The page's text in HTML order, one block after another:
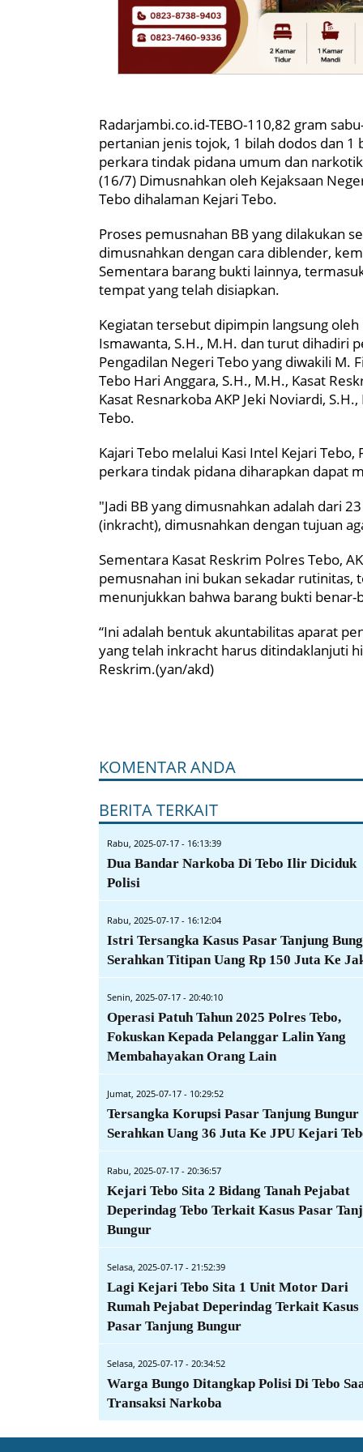
Radarjambi.co.id-TEBO-110,82 gram
pertanian jenis tojok, 1 bilah dodos dan
perkara tindak pidana umum dan
(16/7) Dimusnahkan oleh Kejaksaan
Tebo dihalaman Kejari Tebo.
Proses pemusnahan BB yang dilakukan
dimusnahkan dengan cara diblender,
Sementara barang bukti lainnya,
tempat yang telah disiapkan.
Kegiatan tersebut dipimpin langsung oleh
Ismawanta, S.H., M.H. dan turut dihadiri
Pengadilan Negeri Tebo yang diwakili M.
Tebo Hari Anggara, S.H., M.H., Kasat
Kasat Resnarkoba AKP Jeki Noviardi,
Tebo.
Kajari Tebo melalui Kasi Intel Kejari
perkara tindak pidana diharapkan dapat
"Jadi BB yang dimusnahkan adalah dari
(inkracht), dimusnahkan dengan tujuan
Sementara Kasat Reskrim Polres Tebo,
pemusnahan ini bukan sekadar rutinitas,
menunjukkan bahwa barang bukti
“Ini adalah bentuk akuntabilitas aparat
yang telah inkracht harus ditindaklanjuti
Reskrim.(yan/akd)
KOMENTAR ANDA
BERITA TERKAIT
Rabu, 2025-07-17 - 16:13:39
Dua Bandar Narkoba Di Tebo Ilir Diciduk
Polisi
Rabu, 2025-07-17 - 16:12:04
Istri Tersangka Kasus Pasar Tanjung
Serahkan Titipan Uang Rp 150 Juta Ke
Senin, 2025-07-17 - 20:40:10
Operasi Patuh Tahun 2025 Polres Tebo,
Fokuskan Kepada Pelanggar Lalin Yang
Membahayakan Orang Lain
Jumat, 2025-07-17 - 10:29:52
Tersangka Korupsi Pasar Tanjung Bungur
Serahkan Uang 36 Juta Ke JPU Kejari
Rabu, 2025-07-17 - 20:36:57
Kejari Tebo Sita 2 Bidang Tanah Pejabat
Deperindag Tebo Terkait Kasus Pasar
Bungur
Selasa, 2025-07-17 - 21:52:39
Lagi Kejari Tebo Sita 1 Unit Motor Dari
Rumah Pejabat Deperindag Terkait Kasus
Pasar Tanjung Bungur
Selasa, 2025-07-17 - 20:34:52
Warga Bungo Ditangkap Polisi Di Tebo
Transaksi Narkoba